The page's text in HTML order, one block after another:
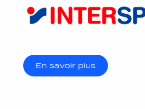
En savoir plus